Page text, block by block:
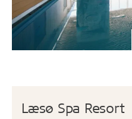
Læsø Spa Resort